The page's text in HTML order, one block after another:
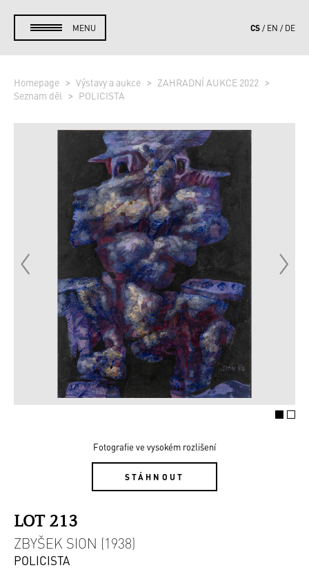
MENU CS EN DE
Homepage Výstavy a aukce
ZAHRADNÍ AUKCE 2022
Seznam děl
POLICISTA
Fotografie ve vysokém rozlišení
STÁHNOUT
LOT 213
ZBYŠEK SION (1938)
POLICISTA